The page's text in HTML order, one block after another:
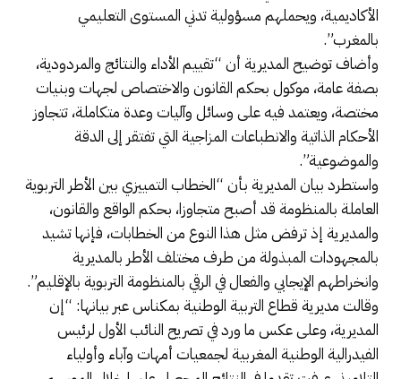
الأكاديمية، ويحملهم مسؤولية تدني المستوى التعليمي
بالمغرب”.
وأضاف توضيح المديرية أن “تقييم الأداء والنتائج والمردودية،
بصفة عامة، موكول بحكم القانون والاختصاص لجهات وبنيات
مختصة، ويعتمد فيه على وسائل وآليات وعدة متكاملة، تتجاوز
الأحكام الذاتية والانطباعات المزاجية التي تفتقر إلى الدقة
والموضوعية”.
واستطرد بيان المديرية بأن “الخطاب التمييزي بين الأطر التربوية
العاملة بالمنظومة قد أصبح متجاوزا، بحكم الواقع والقانون،
والمديرية إذ ترفض مثل هذا النوع من الخطابات، فإنها تشيد
بالمجهودات المبذولة من طرف مختلف الأطر بالمديرية
وانخراطهم الإيجابي والفعال في الرقي بالمنظومة التربوية بالإقليم”.
وقالت مديرية قطاع التربية الوطنية بمكناس عبر بيانها: “إن
المديرية، وعلى عكس ما ورد في تصريح النائب الأول لرئيس
الفيدرالية الوطنية المغربية لجمعيات أمهات وآباء وأولياء